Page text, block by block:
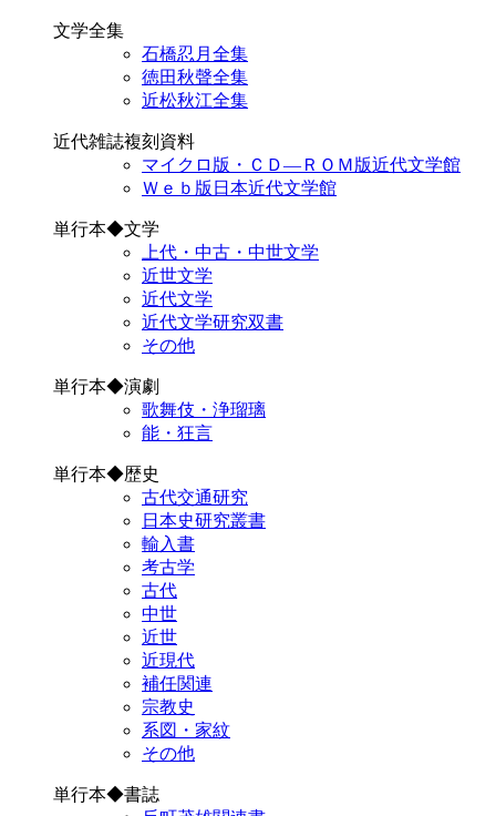
文学全集
石橋忍月全集
徳田秋聲全集
近松秋江全集
近代雑誌複刻資料
マイクロ版・ＣＤ―ＲＯＭ版近代文学館
Ｗｅｂ版日本近代文学館
単行本◆文学
上代・中古・中世文学
近世文学
近代文学
近代文学研究双書
その他
単行本◆演劇
歌舞伎・浄瑠璃
能・狂言
単行本◆歴史
古代交通研究
日本史研究叢書
輸入書
考古学
古代
中世
近世
近現代
補任関連
宗教史
系図・家紋
その他
単行本◆書誌